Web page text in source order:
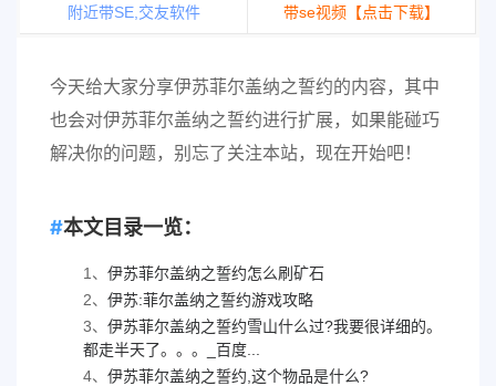
附近带SE,交友软件 带se视频【点击下载】
今天给大家分享伊苏菲尔盖纳之誓约的内容，其中
也会对伊苏菲尔盖纳之誓约进行扩展，如果能碰巧
解决你的问题，别忘了关注本站，现在开始吧！
本文目录一览：
1、 伊苏菲尔盖纳之誓约怎么刷矿石
2、 伊苏:菲尔盖纳之誓约游戏攻略
3、 伊苏菲尔盖纳之誓约雪山什么过?我要很详细的。
都走半天了。。。_百度...
4、 伊苏菲尔盖纳之誓约,这个物品是什么?